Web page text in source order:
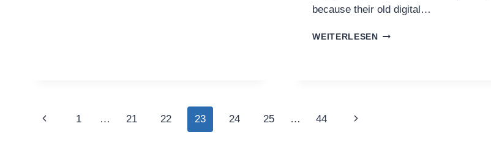
because their old digital…
WEITERLESENHELL
Seitennavigation
Vorherige
1 … 21 22 23 24 25 … 44
Nächste